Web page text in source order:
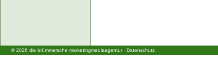
© 2026 die brümmersche marketingmediaagentur· Datenschutz